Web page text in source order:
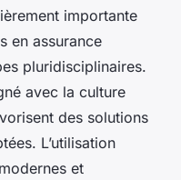
importante
en assurance
pluridisciplinaires.
avec la culture
des solutions
L’utilisation
et